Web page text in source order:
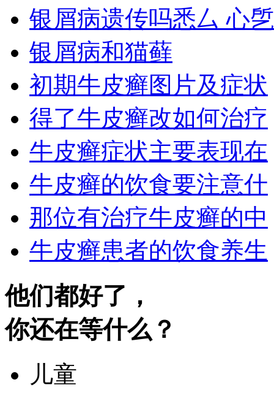
银屑病遗传吗悉厶 心乺
银屑病和猫藓
初期牛皮癣图片及症状
得了牛皮癣改如何治疗
牛皮癣症状主要表现在
牛皮癣的饮食要注意什
那位有治疗牛皮癣的中
牛皮癣患者的饮食养生
他们都好了，
你还在等什么？
儿童